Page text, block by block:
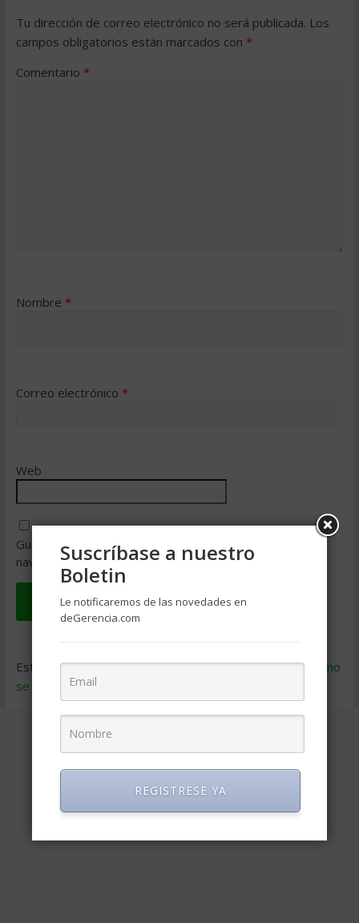
Tu dirección de correo electrónico no será publicada. Los
campos obligatorios están marcados con *
Comentario *
Nombre *
Correo electrónico *
Web
Guarda mi nombre, correo electrónico y web en este
navegador para la próxima vez que comente.
Este sitio usa Akismet para reducir el spam.Aprende cómo
se procesan los datos de tus comentarios
Suscríbase a nuestro
Boletin
Le notificaremos de las novedades en
deGerencia.com
REGISTRESE YA